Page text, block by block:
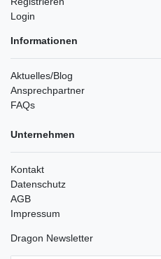
Login
Informationen
Aktuelles/Blog
Ansprechpartner
FAQs
Unternehmen
Kontakt
Datenschutz
AGB
Impressum
Dragon Newsletter